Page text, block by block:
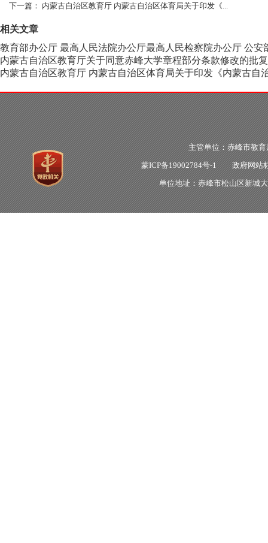
下一篇： 内蒙古自治区教育厅 内蒙古自治区体育局关于印发《...
相关文章
教育部办公厅 最高人民法院办公厅最高人民检察院办公厅 公
内蒙古自治区教育厅关于同意赤峰大学章程部分条款修改的批
内蒙古自治区教育厅 内蒙古自治区体育局关于印发《内蒙古
主管单位：赤峰市
蒙ICP备19002784号-1政府网站
单位地址：赤峰市松山区新